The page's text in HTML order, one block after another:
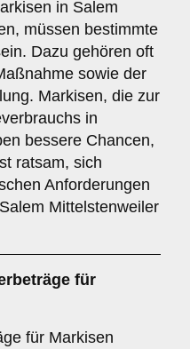
in Salem
müssen bestimmte
Dazu gehören oft
sowie der
Markisen, die zur
in
bessere Chancen,
ratsam, sich
Anforderungen
Mittelstenweiler
für
für Markisen